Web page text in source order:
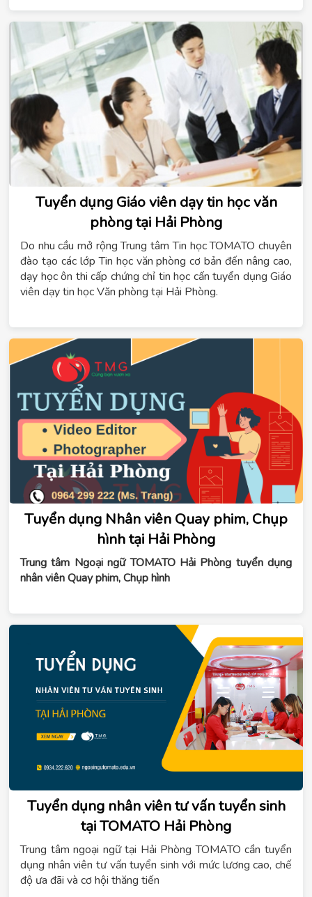
Tuyển dụng Giáo viên dạy tin học văn
phòng tại Hải Phòng
Do nhu cầu mở rộng Trung tâm Tin học TOMATO chuyên
đào tạo các lớp Tin học văn phòng cơ bản đến nâng cao,
dạy học ôn thi cấp chứng chỉ tin học cấn tuyển dụng Giáo
viên dạy tin học Văn phòng tại Hải Phòng.
Tuyển dụng Nhân viên Quay phim, Chụp
hình tại Hải Phòng
Trung tâm Ngoại ngữ TOMATO Hải Phòng tuyển dụng
nhân viên Quay phim, Chụp hình
Tuyển dụng nhân viên tư vấn tuyển sinh
tại TOMATO Hải Phòng
Trung tâm ngoại ngữ tại Hải Phòng TOMATO cần tuyển
dụng nhân viên tư vấn tuyển sinh với mức lương cao, chế
độ ưa đãi và cơ hội thăng tiến